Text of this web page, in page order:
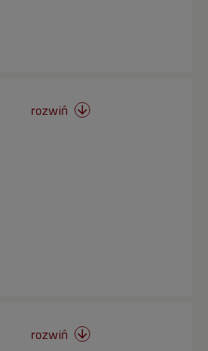
rozwiń 
rozwiń 